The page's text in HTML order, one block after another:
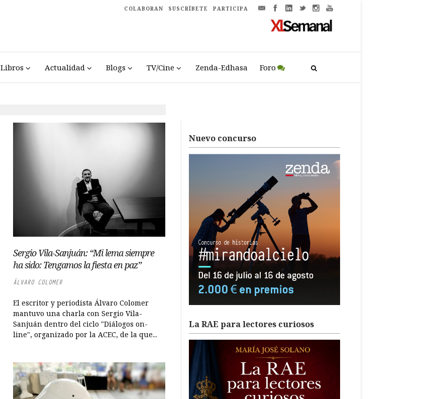
COLABORAN SUSCRÍBETE PARTICIPA
Libros Actualidad Blogs TV/Cine Zenda-Edhasa Foro
Sergio Vila-Sanjuán: “Mi lema siempre
ha sido: Tengamos la fiesta en paz”
ÁLVARO COLOMER
El escritor y periodista Álvaro Colomer
mantuvo una charla con Sergio Vila-
Sanjuán dentro del ciclo "Diálogos on-
line", organizado por la ACEC, de la que...
Nuevo concurso
La RAE para lectores curiosos